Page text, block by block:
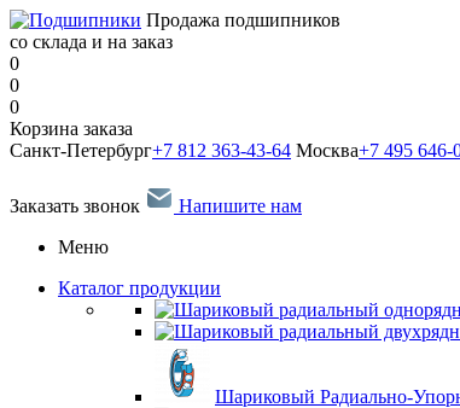
Продажа подшипников
со склада и на заказ
0
0
0
Корзина заказа
Санкт-Петербург+7 812 363-43-64 Москва+7 495 646-
Заказать звонок
Напишите нам
Меню
Каталог продукции
Шариковый Радиально-